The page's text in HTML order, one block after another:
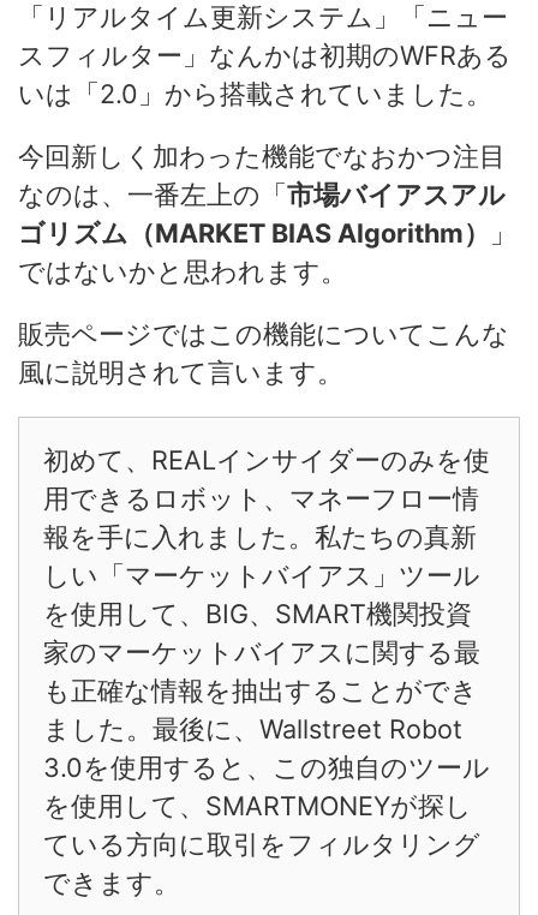
「リアルタイム更新システム」「ニュー
スフィルター」なんかは初期のWFRある
いは「2.0」から搭載されていました。
今回新しく加わった機能でなおかつ注目
なのは、一番左上の「 市場バイアスアル
ゴリズム（MARKET BIAS Algorithm）
」
ではないかと思われます。
販売ページではこの機能についてこんな
風に説明されて言います。
初めて、REALインサイダーのみを使
用できるロボット、マネーフロー情
報を手に入れました。私たちの真新
しい「マーケットバイアス」ツール
を使用して、BIG、SMART機関投資
家のマーケットバイアスに関する最
も正確な情報を抽出することができ
ました。最後に、Wallstreet Robot
3.0を使用すると、この独自のツール
を使用して、SMARTMONEYが探し
ている方向に取引をフィルタリング
できます。